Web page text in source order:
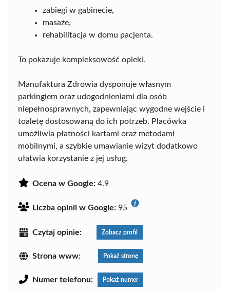
zabiegi w gabinecie,
masaże,
rehabilitacja w domu pacjenta.
To pokazuje kompleksowość opieki.
Manufaktura Zdrowia dysponuje własnym
parkingiem oraz udogodnieniami dla osób
niepełnosprawnych, zapewniając wygodne wejście i
toaletę dostosowaną do ich potrzeb. Placówka
umożliwia płatności kartami oraz metodami
mobilnymi, a szybkie umawianie wizyt dodatkowo
ułatwia korzystanie z jej usług.
Ocena w Google: 4.9
Liczba opinii w Google: 95
Czytaj opinie: Zobacz profil
Strona www: Pokaż stronę
Numer telefonu: Pokaż numer